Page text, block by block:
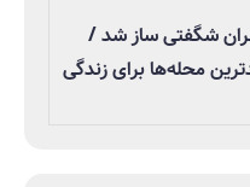
شگفتی ساز شد /
محله‌ها برای زندگی